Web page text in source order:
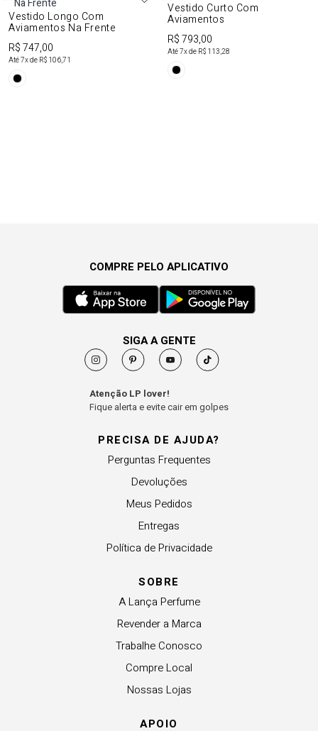
Vestido Longo Com
Aviamentos Na Frente
R$ 747,00
Até7x de R$ 106,71
Vestido Curto Com
Aviamentos
R$ 793,00
Até7x de R$ 113,28
PRECISA DE AJUDA?
Perguntas Frequentes
Devoluções
Meus Pedidos
Entregas
Política de Privacidade
SOBRE
A Lança Perfume
Revender a Marca
Trabalhe Conosco
Compre Local
Nossas Lojas
APOIO
COMPRE PELO APLICATIVO
SIGA A GENTE
Atenção LP lover!
Fique alerta e evite cair em golpes